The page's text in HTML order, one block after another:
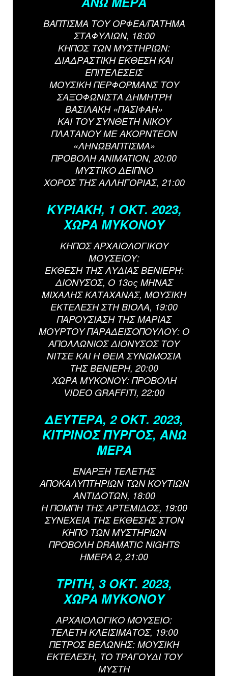
ΒΑΠΤΙΣΜΑ ΤΟΥ ΟΡΦΕΑ/ΠΑΤΗΜΑ
ΣΤΑΦΥΛΙΩΝ, 18:00
ΚΗΠΟΣ ΤΩΝ ΜΥΣΤΗΡΙΩΝ:
ΔΙΑΔΡΑΣΤΙΚΗ ΕΚΘΕΣΗ ΚΑΙ
ΕΠΙΤΕΛΕΣΕΙΣ
ΜΟΥΣΙΚΗ ΠΕΡΦΟΡΜΑΝΣ ΤΟΥ
ΣΑΞΟΦΩΝΙΣΤΑ ΔΗΜΗΤΡΗ
ΒΑΣΙΛΑΚΗ «ΠΑΣΙΦΑΗ»
ΚΑΙ ΤΟΥ ΣΥΝΘΕΤΗ ΝΙΚΟY
ΠΛΑΤΑΝΟΥ ΜΕ ΑΚΟΡΝΤΕΟΝ
«ΛΗΝΩΒΑΠΤΙΣΜΑ»
ΠΡΟΒΟΛΗ ANIMATION, 20:00
ΜΥΣΤΙΚΟ ΔΕΙΠΝΟ
ΧΟΡΟΣ ΤΗΣ ΑΛΛΗΓΟΡΙΑΣ, 21:00
ΚΥΡΙΑΚΗ, 1 ΟΚΤ. 2023,
ΧΩΡΑ ΜΥΚΟΝΟΥ
ΚΗΠΟΣ ΑΡΧΑΙΟΛΟΓΙΚΟΥ
ΜΟΥΣΕΙΟΥ:
ΕΚΘΕΣΗ ΤΗΣ ΛΥΔΙΑΣ ΒΕΝΙΕΡΗ:
ΔΙΟΝΥΣΟΣ, Ο 13ος ΜΗΝΑΣ
ΜΙΧΑΛΗΣ ΚΑΤΑΧΑΝΑΣ, ΜΟΥΣΙΚΗ
ΕΚΤΕΛΕΣΗ ΣΤΗ ΒΙΟΛΑ, 19:00
ΠΑΡΟΥΣΙΑΣΗ ΤΗΣ ΜΑΡΙΑΣ
ΜΟΥΡΤΟΥ ΠΑΡΑΔΕΙΣΟΠΟΥΛΟΥ: Ο
ΑΠΟΛΛΩΝΙΟΣ ΔΙΟΝΥΣΟΣ ΤΟΥ
ΝΙΤΣΕ ΚΑΙ Η ΘΕΙΑ ΣΥΝΩΜΟΣΙΑ
ΤΗΣ ΒΕΝΙΕΡΗ, 20:00
ΧΩΡΑ ΜΥΚΟΝΟΥ: ΠΡΟΒΟΛΗ
VIDEO GRAFFITI, 22:00
ΔΕΥΤΕΡΑ, 2 ΟΚΤ. 2023,
ΚΙΤΡΙΝΟΣ ΠΥΡΓΟΣ, ΑΝΩ
ΜΕΡΑ
ΕΝΑΡΞΗ ΤΕΛΕΤΗΣ
ΑΠΟΚΑΛΥΠΤΗΡΙΩΝ ΤΩΝ ΚΟΥΤΙΩΝ
ΑΝΤΙΔΟΤΩΝ, 18:00
Η ΠΟΜΠΗ ΤΗΣ ΑΡΤΕΜΙΔΟΣ, 19:00
ΣΥΝΕΧΕΙΑ ΤΗΣ ΕΚΘΕΣΗΣ ΣΤΟΝ
ΚΗΠΟ ΤΩΝ ΜΥΣΤΗΡΙΩΝ
ΠΡΟΒΟΛΗ DRAMATIC NIGHTS
ΗΜΕΡΑ 2, 21:00
ΤΡΙΤΗ, 3 ΟΚΤ. 2023,
ΧΩΡΑ ΜΥΚΟΝΟΥ
ΑΡΧΑΙΟΛΟΓΙΚΟ ΜΟΥΣΕΙΟ:
ΤΕΛΕΤΗ ΚΛΕΙΣΙΜΑΤΟΣ, 19:00
ΠΕΤΡΟΣ ΒΕΛΩΝΗΣ: ΜΟΥΣΙΚΗ
ΕΚΤΕΛΕΣΗ, ΤΟ ΤΡΑΓΟΥΔΙ ΤΟΥ
ΜΥΣΤΗ